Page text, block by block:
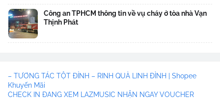
Công an TPHCM thông tin về vụ cháy ở tòa nhà Vạn
Thịnh Phát
– TƯƠNG TÁC TỘT ĐỈNH – RINH QUÀ LINH ĐÌNH | Shopee
Khuyến Mãi
CHECK IN ĐANG XEM LAZMUSIC NHẬN NGAY VOUCHER